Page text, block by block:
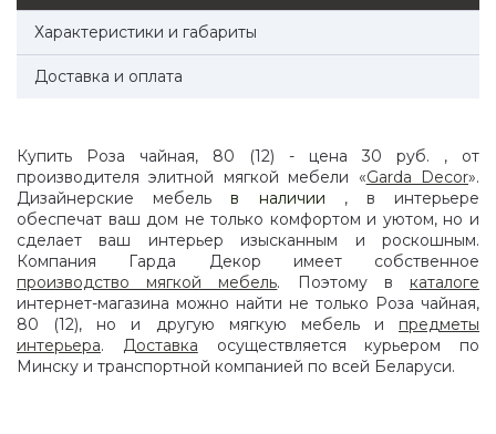
Характеристики и габариты
Доставка и оплата
Купить Роза чайная, 80 (12) - цена 30 руб. , от
производителя элитной мягкой мебели «Garda Decor».
Дизайнерские мебель в наличии , в интерьере
обеспечат ваш дом не только комфортом и уютом, но и
сделает ваш интерьер изысканным и роскошным.
Компания Гарда Декор имеет собственное
производство мягкой мебель. Поэтому в каталоге
интернет-магазина можно найти не только Роза чайная,
80 (12), но и другую мягкую мебель и предметы
интерьера. Доставка осуществляется курьером по
Минску и транспортной компанией по всей Беларуси.